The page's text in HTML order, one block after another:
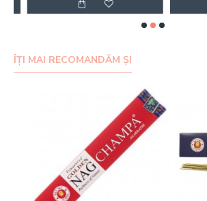
ÎȚI MAI RECOMANDĂM ȘI